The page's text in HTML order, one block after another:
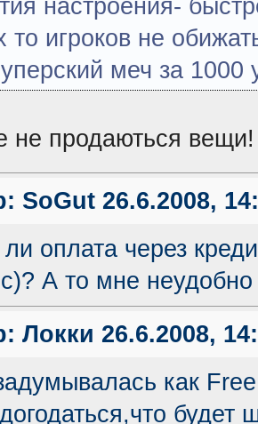
настроения-
то игроков не
меч за 1000
не продаються вещи!
SoGut26.6.2008,
ли оплата через
А то мне
Локки 26.6.2008,
как